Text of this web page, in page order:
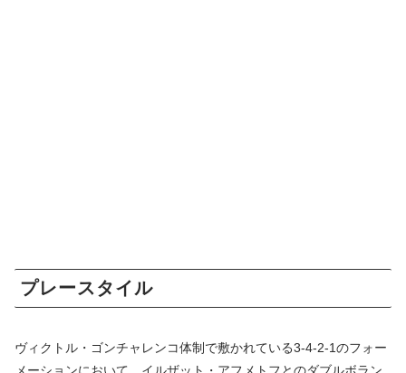
プレースタイル
ヴィクトル・ゴンチャレンコ体制で敷かれている3-4-2-1のフォー